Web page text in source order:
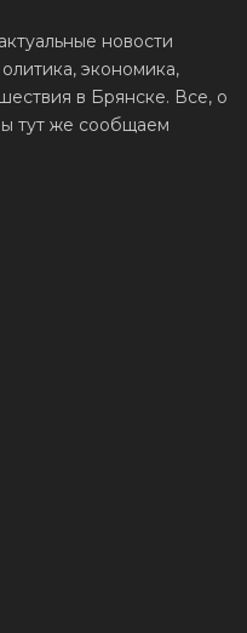
новости
экономика,
в Брянске. Все, о
тут же сообщаем